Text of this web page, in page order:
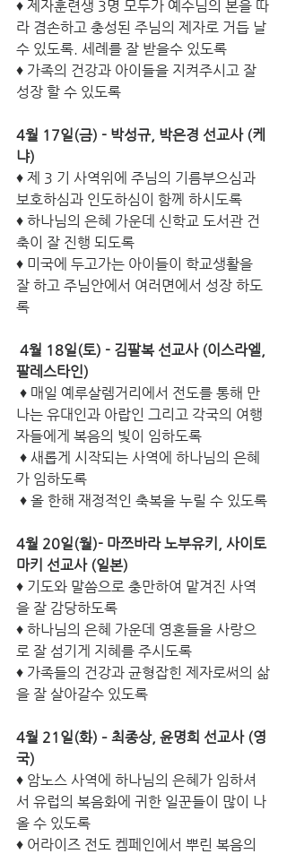
♦ 제자훈련생 3명 모두가 예수님의 본을 따
라 겸손하고 충성된 주님의 제자로 거듭 날
수 있도록. 세례를 잘 받을수 있도록
♦ 가족의 건강과 아이들을 지켜주시고 잘
성장 할 수 있도록
4월 17일(금) - 박성규, 박은경 선교사 (케
냐)
♦ 제 3 기 사역위에 주님의 기름부으심과
보호하심과 인도하심이 함께 하시도록
♦ 하나님의 은혜 가운데 신학교 도서관 건
축이 잘 진행 되도록
♦ 미국에 두고가는 아이들이 학교생활을
잘 하고 주님안에서 여러면에서 성장 하도
록
4월 18일(토) - 김팔복 선교사 (이스라엘,
팔레스타인)
나는 유대인과 아랍인 그리고 각국의 여행
자들에게 복음의 빛이 임하도록
가 임하도록
♦ 올 한해 재정적인 축복을 누릴 수 있도록
4월 20일(월)- 마쯔바라 노부유키, 사이토
마키 선교사 (일본)
♦ 기도와 말씀으로 충만하여 맡겨진 사역
을 잘 감당하도록
♦ 하나님의 은혜 가운데 영혼들을 사랑으
로 잘 섬기게 지혜를 주시도록
♦ 가족들의 건강과 균형잡힌 제자로써의 삶
을 잘 살아갈수 있도록
4월 21일(화) – 최종상, 윤명희 선교사 (영
국)
♦ 암노스 사역에 하나님의 은혜가 임하셔
서 유럽의 복음화에 귀한 일꾼들이 많이 나
올 수 있도록
♦ 어라이즈 전도 켐페인에서 뿌린 복음의